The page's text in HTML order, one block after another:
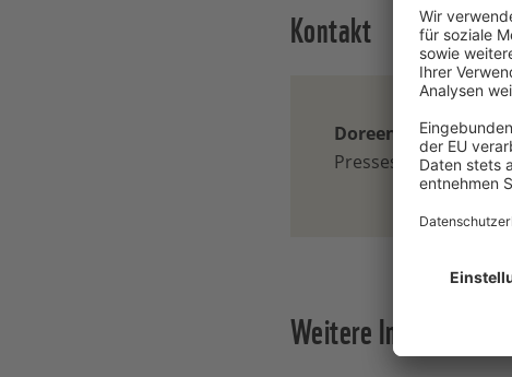
Kontakt
Doreen Kolonko
Pressestelle, Berlin
Weitere Informationen